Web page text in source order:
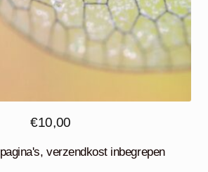
€10,00
verzendkost inbegrepen